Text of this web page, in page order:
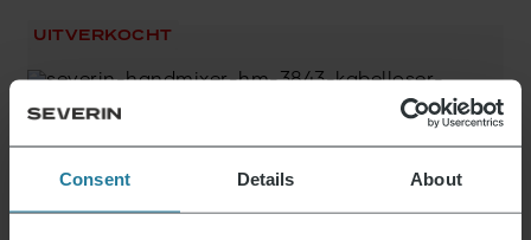
Consent Details About
UITVERKOCHT
Draadloze Handmixer 79,99€